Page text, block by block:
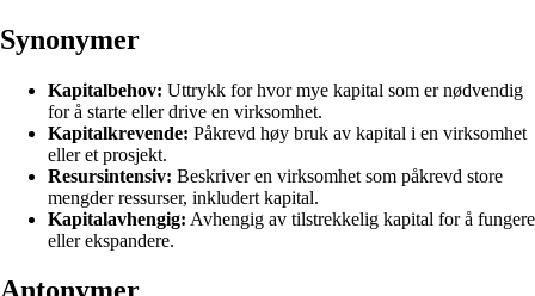
Synonymer
Kapitalbehov: Uttrykk for hvor mye kapital som er nødvendig
for å starte eller drive en virksomhet.
Kapitalkrevende: Påkrevd høy bruk av kapital i en virksomhet
eller et prosjekt.
Resursintensiv: Beskriver en virksomhet som påkrevd store
mengder ressurser, inkludert kapital.
Kapitalavhengig: Avhengig av tilstrekkelig kapital for å fungere
eller ekspandere.